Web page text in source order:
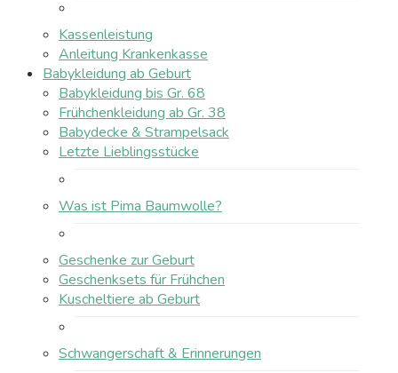
Kassenleistung
Anleitung Krankenkasse
Babykleidung ab Geburt
Babykleidung bis Gr. 68
Frühchenkleidung ab Gr. 38
Babydecke & Strampelsack
Letzte Lieblingsstücke
Was ist Pima Baumwolle?
Geschenke zur Geburt
Geschenksets für Frühchen
Kuscheltiere ab Geburt
Schwangerschaft & Erinnerungen